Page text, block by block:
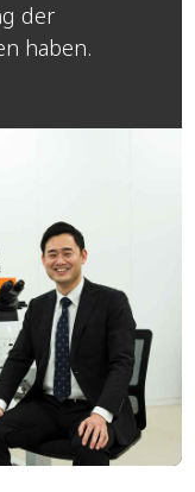
der
haben.